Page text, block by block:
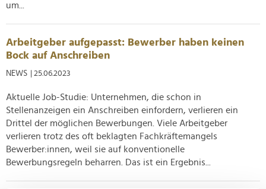
um...
Arbeitgeber aufgepasst: Bewerber haben keinen
Bock auf Anschreiben
NEWS | 25.06.2023
Aktuelle Job-Studie: Unternehmen, die schon in
Stellenanzeigen ein Anschreiben einfordern, verlieren ein
Drittel der möglichen Bewerbungen. Viele Arbeitgeber
verlieren trotz des oft beklagten Fachkräftemangels
Bewerber:innen, weil sie auf konventionelle
Bewerbungsregeln beharren. Das ist ein Ergebnis...